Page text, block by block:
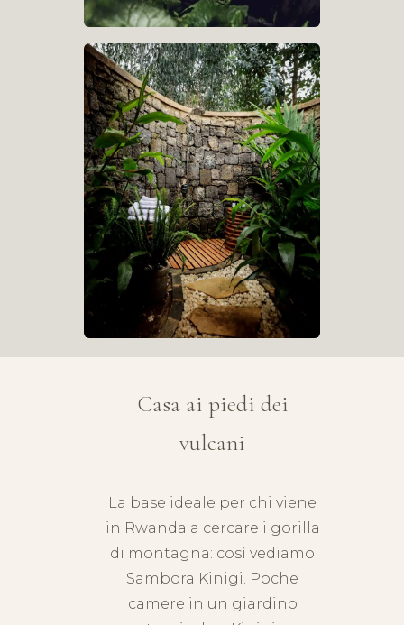
Casa ai piedi dei
vulcani
La base ideale per chi viene
in Rwanda a cercare i gorilla
di montagna: così vediamo
Sambora Kinigi. Poche
camere in un giardino